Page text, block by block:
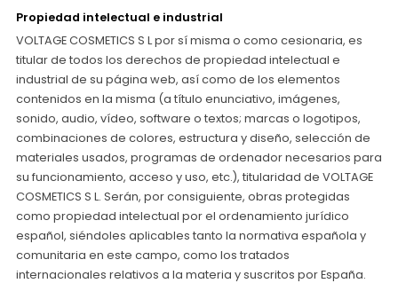
Propiedad intelectual e industrial
VOLTAGE COSMETICS S L por sí misma o como cesionaria, es
titular de todos los derechos de propiedad intelectual e
industrial de su página web, así como de los elementos
contenidos en la misma (a título enunciativo, imágenes,
sonido, audio, vídeo, software o textos; marcas o logotipos,
combinaciones de colores, estructura y diseño, selección de
materiales usados, programas de ordenador necesarios para
su funcionamiento, acceso y uso, etc.), titularidad de VOLTAGE
COSMETICS S L. Serán, por consiguiente, obras protegidas
como propiedad intelectual por el ordenamiento jurídico
español, siéndoles aplicables tanto la normativa española y
comunitaria en este campo, como los tratados
internacionales relativos a la materia y suscritos por España.